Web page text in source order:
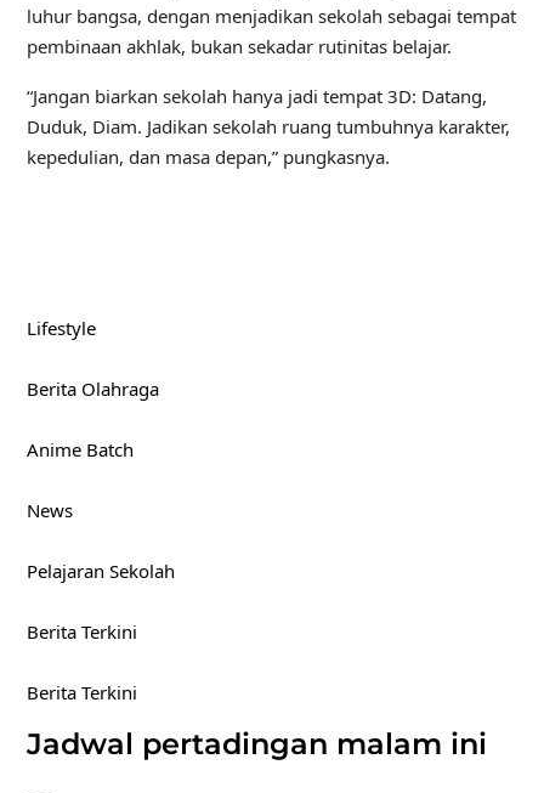
luhur bangsa, dengan menjadikan sekolah sebagai tempat
pembinaan akhlak, bukan sekadar rutinitas belajar.
“Jangan biarkan sekolah hanya jadi tempat 3D: Datang,
Duduk, Diam. Jadikan sekolah ruang tumbuhnya karakter,
kepedulian, dan masa depan,” pungkasnya.
Lifestyle
Berita Olahraga
Anime Batch
News
Pelajaran Sekolah
Berita Terkini
Berita Terkini
Jadwal pertadingan malam ini